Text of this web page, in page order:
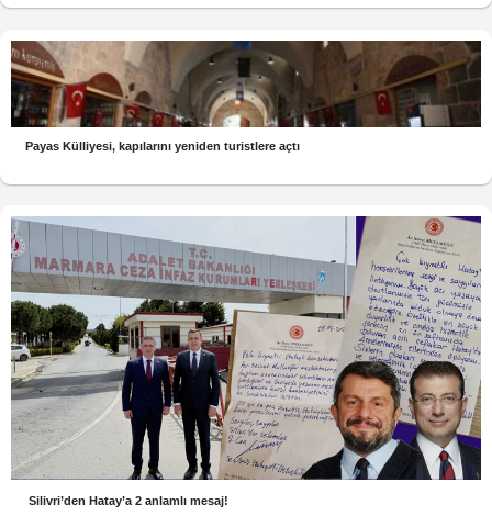
Payas Külliyesi, kapılarını yeniden turistlere açtı
Silivri’den Hatay’a 2 anlamlı mesaj!